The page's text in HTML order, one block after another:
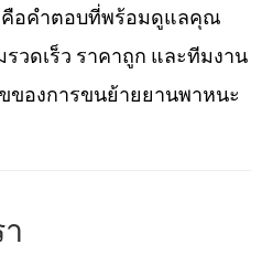
คือคำตอบที่พร้อมดูแลคุณ
วดเร็ว ราคาถูก และทีมงาน
ของการขนย้ายยานพาหนะ